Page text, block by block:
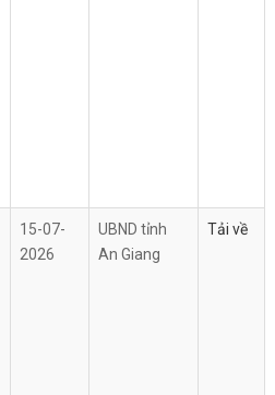
15-07-
2026
UBND tỉnh
An Giang
Tải về